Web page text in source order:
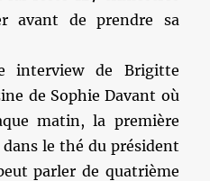
avant de prendre sa
interview de Brigitte
de Sophie Davant où
matin, la première
le thé du président
parler de quatrième